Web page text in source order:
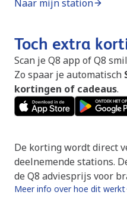
Naar mijn station
Toch extra
Scan je Q8 app of Q8
Zo spaar je automatisch
kortingen of cadeaus.
De korting wordt direct
deelnemende stations.
de Q8 adviesprijs voor
Meer info over hoe dit werkt